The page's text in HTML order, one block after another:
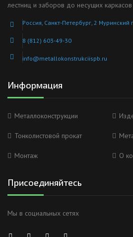
лестниц и заборов до несущих
Россия, Санкт-Петербург, 2 Муринский
8 (812) 603-49-30
info@metallokonstrukciispb.ru
Информация
Металлоконструкции
Тонколистовой прокат
Монтаж О
Присоединяйтесь
Мы в социальных сетях